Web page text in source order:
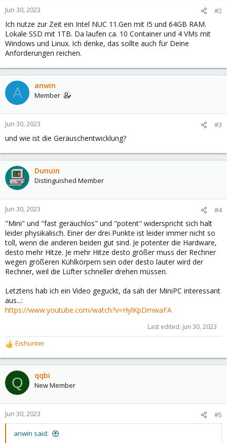
Jun 30, 2023 #2
Ich nutze zur Zeit ein Intel NUC 11.Gen mit I5 und 64GB RAM.
Lokale SSD mit 1TB. Da laufen ca. 10 Container und 4 VMs mit
Windows und Linux. Ich denke, das sollte auch für Deine
Anforderungen reichen.
A anwin
Member
Jun 30, 2023 #3
und wie ist die Geräuschentwicklung?
Dunuin
Distinguished Member
Jun 30, 2023 #4
"Mini" und "fast geräuchlos" und "potent" widerspricht sich halt
leider physikalisch. Einer der drei Punkte ist leider immer nicht so
toll, wenn die anderen beiden gut sind. Je potenter die Hardware,
desto mehr Hitze. Je mehr Hitze desto größer muss der Rechner
wegen größeren Kühlkörpern sein oder desto lauter wird der
Rechner, weil die Lüfter schneller drehen müssen.
Letztens hab ich ein Video geguckt, da sah der MiniPC interessant
aus...:
https://www.youtube.com/watch?v=HylKpDmwaFA
Last edited: Jun 30, 2023
R
e
a
c
t
o
n
s
Eishunter
Q qqbi
New Member
Jun 30, 2023 #5
anwin said: